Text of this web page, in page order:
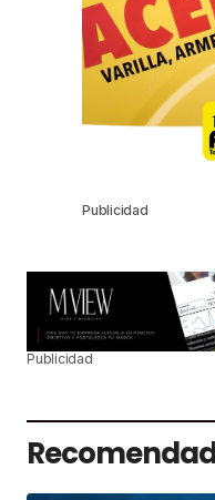
Publicidad
Publicidad